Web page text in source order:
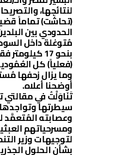
لنتائجها،
(تحاشَت) تماماً
الحدودي بين
مُتوغلة داخل
بنحو 17
(فعلياً) كل
وما يزال زحفها
أوضحنا أعلاه.
تَنَاوَلْتُ في مقالتي
سيطرتها وتواجدها
وعصابته المُتعمَّد
ومسرحياتهم
لتوجيهات وزير
بشأن الحلول